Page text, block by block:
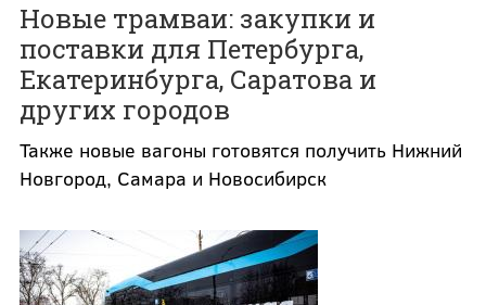
Новые трамваи: закупки и
поставки для Петербурга,
Екатеринбурга, Саратова и
других городов
Также новые вагоны готовятся получить Нижний
Новгород, Самара и Новосибирск